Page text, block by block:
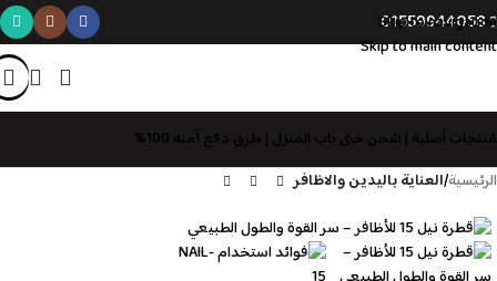
Skip to navigation
Skip to main content
01559944058
مُنتجات أصلية | شحن حتى باب المنزل | طرق دفع آمنه 100%
الرئيسية العناية باليدين والاظافر